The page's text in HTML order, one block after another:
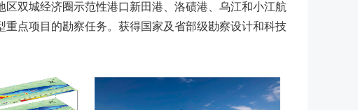
双城经济圈示范性港口新田港、洛碛港、乌江和小江航
点项目的勘察任务。获得国家及省部级勘察设计和科技